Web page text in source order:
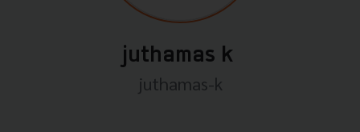
juthamas k
juthamas-k